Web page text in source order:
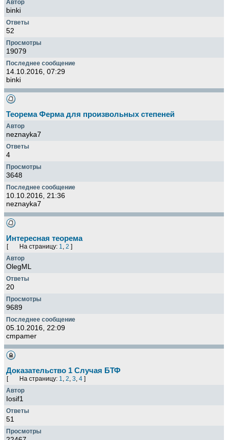
binki
52
19079
14.10.2016, 07:29
binki
Теорема Ферма для произвольных степеней
neznayka7
4
3648
10.10.2016, 21:36
neznayka7
Интересная теорема
[ На страницу: 1, 2 ]
OlegML
20
9689
05.10.2016, 22:09
cmpamer
Доказательство 1 Случая БТФ
[ На страницу: 1, 2, 3, 4]
Iosif1
51